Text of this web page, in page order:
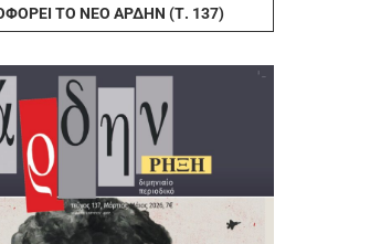
ΤΟ ΝΈΟ ΆΡΔΗΝ (Τ. 137)